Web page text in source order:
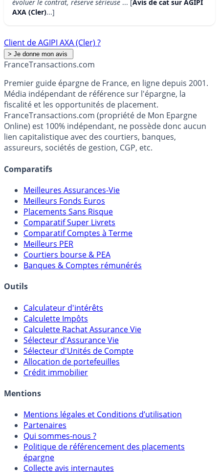
évoluer le contrat, réserve sérieuse ... [Avis de cat sur AGIPI
AXA (Cler)...]
Client de AGIPI AXA (Cler) ?
FranceTransactions.com
Premier guide épargne de France, en ligne depuis 2001.
Média indépendant de référence sur l'épargne, la
fiscalité et les opportunités de placement.
FranceTransactions.com (propriété de Mon Epargne
Online) est 100% indépendant, ne possède donc aucun
lien capitalistique avec des courtiers, banques,
assureurs, sociétés de gestion, CGP, etc.
Comparatifs
Meilleures Assurances-Vie
Meilleurs Fonds Euros
Placements Sans Risque
Comparatif Super Livrets
Comparatif Comptes à Terme
Meilleurs PER
Courtiers bourse & PEA
Banques & Comptes rémunérés
Outils
Calculateur d'intérêts
Calculette Impôts
Calculette Rachat Assurance Vie
Sélecteur d'Assurance Vie
Sélecteur d'Unités de Compte
Allocation de portefeuilles
Crédit immobilier
Mentions
Mentions légales et Conditions d’utilisation
Partenaires
Qui sommes-nous ?
Politique de référencement des placements
épargne
Collecte avis internautes